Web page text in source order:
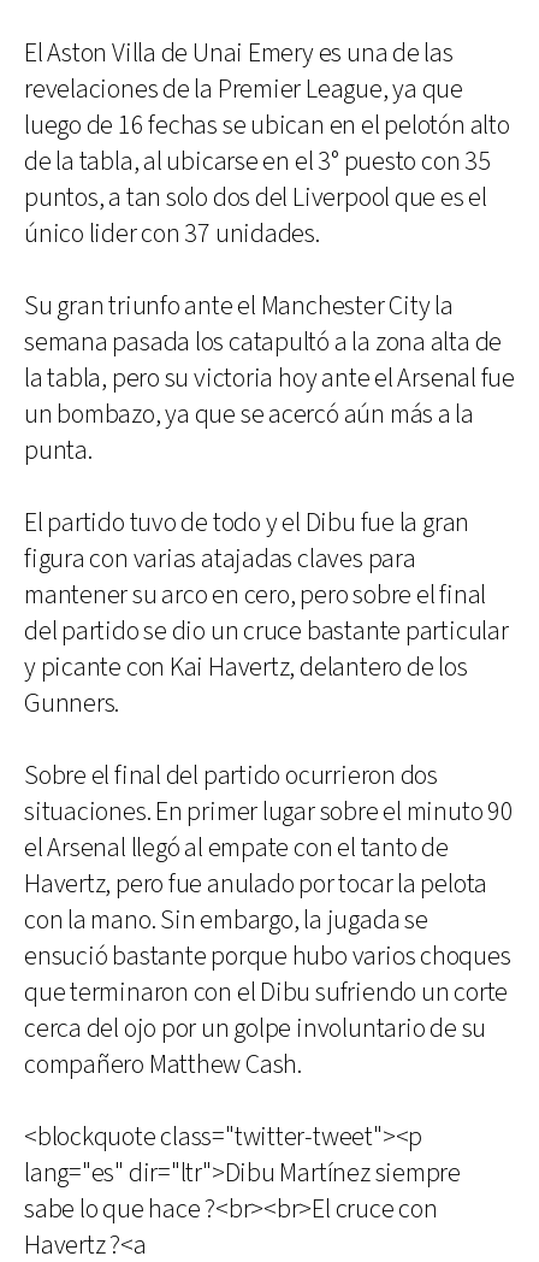
El Aston Villa de Unai Emery es una de las
revelaciones de la Premier League, ya que
luego de 16 fechas se ubican en el pelotón alto
de la tabla, al ubicarse en el 3° puesto con 35
puntos, a tan solo dos del Liverpool que es el
único lider con 37 unidades.
Su gran triunfo ante el Manchester City la
semana pasada los catapultó a la zona alta de
la tabla, pero su victoria hoy ante el Arsenal fue
un bombazo, ya que se acercó aún más a la
punta.
El partido tuvo de todo y el Dibu fue la gran
figura con varias atajadas claves para
mantener su arco en cero, pero sobre el final
del partido se dio un cruce bastante particular
y picante con Kai Havertz, delantero de los
Gunners.
Sobre el final del partido ocurrieron dos
situaciones. En primer lugar sobre el minuto 90
el Arsenal llegó al empate con el tanto de
Havertz, pero fue anulado por tocar la pelota
con la mano. Sin embargo, la jugada se
ensució bastante porque hubo varios choques
que terminaron con el Dibu sufriendo un corte
cerca del ojo por un golpe involuntario de su
compañero Matthew Cash.
<blockquote class="twitter-tweet"><p
lang="es" dir="ltr">Dibu Martínez siempre
sabe lo que hace ?<br><br>El cruce con
Havertz ?<a